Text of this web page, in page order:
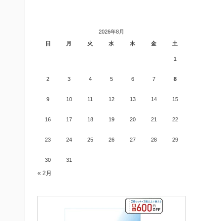
2026年8月
日
月 火 水 木 金 土
1
2 3 4 5 6 7 8
9 10 11 12 13 14 15
16 17 18 19 20 21 22
23 24 25 26 27 28 29
30 31
« 2月